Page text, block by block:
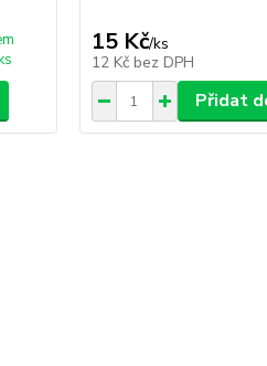
15 Kč/ks
12 Kč bez DPH
Přidat